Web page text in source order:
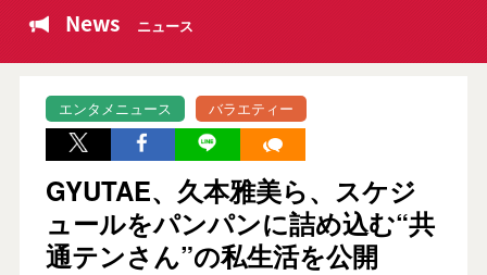
News ニュース
エンタメニュース バラエティー
GYUTAE、久本雅美ら、スケジ
ュールをパンパンに詰め込む“共
通テンさん”の私生活を公開